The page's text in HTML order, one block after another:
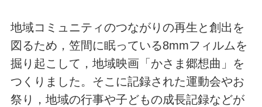
地域コミュニティのつながりの再生と創出を
図るため，笠間に眠っている8mmフィルムを
掘り起こして，地域映画「かさま郷想曲」を
つくりました。そこに記録された運動会やお
祭り，地域の行事や子どもの成長記録などが